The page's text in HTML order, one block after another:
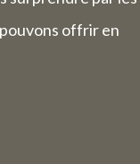
offrir en